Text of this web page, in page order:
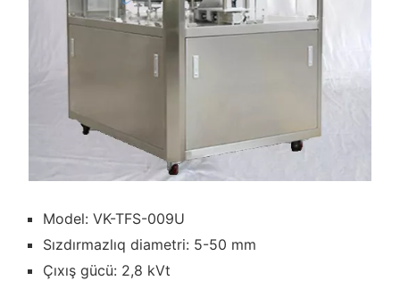
Model: VK-TFS-009U
Sızdırmazlıq diametri: 5-50 mm
Çıxış gücü: 2,8 kVt